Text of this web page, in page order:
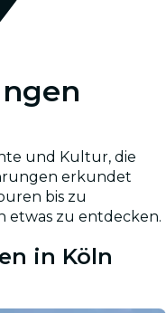
und Kultur, die
erkundet
bis zu
etwas zu entdecken.
in Köln